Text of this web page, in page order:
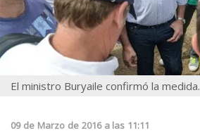
El ministro Buryaile confirmó la medida.
09 de Marzo de 2016 a las 11:11